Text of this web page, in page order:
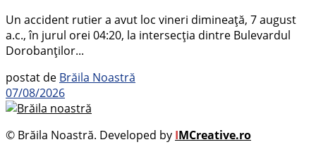
Un accident rutier a avut loc vineri dimineață, 7 august
a.c., în jurul orei 04:20, la intersecția dintre Bulevardul
Dorobanților...
postat de Brăila Noastră
07/08/2026
© Brăila Noastră. Developed by IMCreative.ro